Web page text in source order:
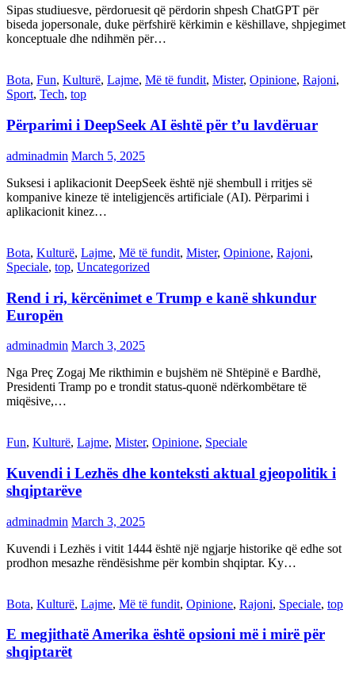
Sipas studiuesve, përdoruesit që përdorin shpesh ChatGPT për
biseda jopersonale, duke përfshirë kërkimin e këshillave, shpjegimet
konceptuale dhe ndihmën për…
Bota, Fun, Kulturë, Lajme, Më të fundit, Mister, Opinione, Rajoni,
Sport, Tech, top
Përparimi i DeepSeek AI është për t’u lavdëruar
adminadmin March 5, 2025
Suksesi i aplikacionit DeepSeek është një shembull i rritjes së
kompanive kineze të inteligjencës artificiale (AI). Përparimi i
aplikacionit kinez…
Bota, Kulturë, Lajme, Më të fundit, Mister, Opinione, Rajoni,
Speciale, top, Uncategorized
Rend i ri, kërcënimet e Trump e kanë shkundur
Europën
adminadmin March 3, 2025
Nga Preç Zogaj Me rikthimin e bujshëm në Shtëpinë e Bardhë,
Presidenti Tramp po e trondit status-quonë ndërkombëtare të
miqësive,…
Fun, Kulturë, Lajme, Mister, Opinione, Speciale
Kuvendi i Lezhës dhe konteksti aktual gjeopolitik i
shqiptarëve
adminadmin March 3, 2025
Kuvendi i Lezhës i vitit 1444 është një ngjarje historike që edhe sot
prodhon mesazhe rëndësishme për kombin shqiptar. Ky…
Bota, Kulturë, Lajme, Më të fundit, Opinione, Rajoni, Speciale, top
E megjithatë Amerika është opsioni më i mirë për
shqiptarët